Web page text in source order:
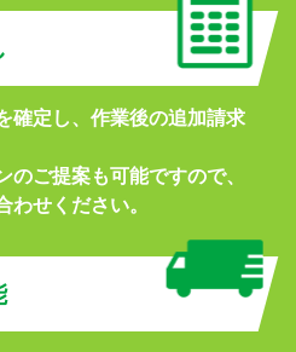
確定し、作業後の追加請求
のご提案も可能ですので、
わせください。